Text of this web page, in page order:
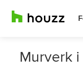
Murverk